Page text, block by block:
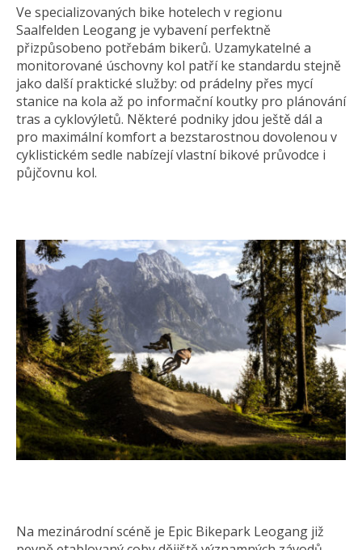
Ve specializovaných bike hotelech v regionu
Saalfelden Leogang je vybavení perfektně
přizpůsobeno potřebám bikerů. Uzamykatelné a
monitorované úschovny kol patří ke standardu stejně
jako další praktické služby: od prádelny přes mycí
stanice na kola až po informační koutky pro plánování
tras a cyklovýletů. Některé podniky jdou ještě dál a
pro maximální komfort a bezstarostnou dovolenou v
cyklistickém sedle nabízejí vlastní bikové průvodce i
půjčovnu kol.
Na mezinárodní scéně je Epic Bikepark Leogang již